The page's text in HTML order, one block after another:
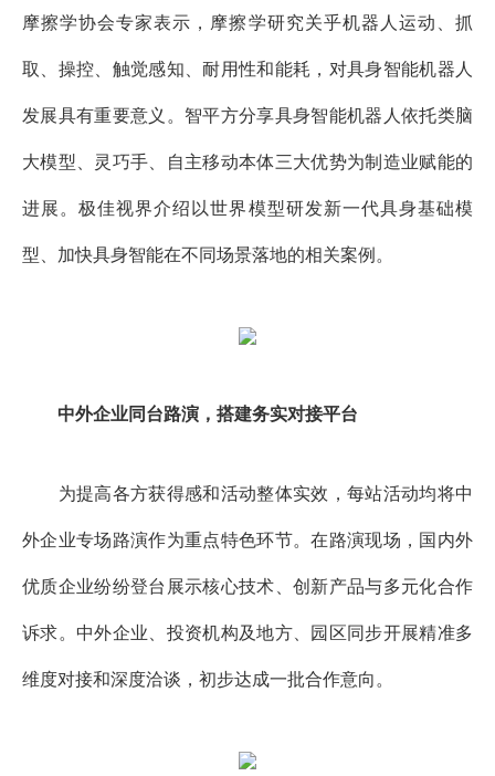
摩擦学协会专家表示，摩擦学研究关乎机器人运动、抓
取、操控、触觉感知、耐用性和能耗，对具身智能机器人
发展具有重要意义。智平方分享具身智能机器人依托类脑
大模型、灵巧手、自主移动本体三大优势为制造业赋能的
进展。极佳视界介绍以世界模型研发新一代具身基础模
型、加快具身智能在不同场景落地的相关案例。
中外企业同台路演，搭建务实对接平台
为提高各方获得感和活动整体实效，每站活动均将中
外企业专场路演作为重点特色环节。在路演现场，国内外
优质企业纷纷登台展示核心技术、创新产品与多元化合作
诉求。中外企业、投资机构及地方、园区同步开展精准多
维度对接和深度洽谈，初步达成一批合作意向。